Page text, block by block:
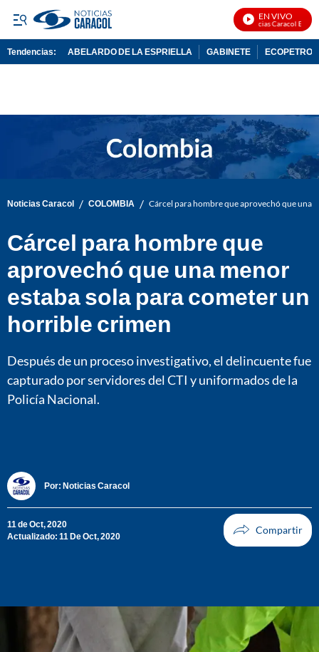
EN VIVO
Noticias Caracol En Vivo
Tendencias: ABELARDO DE LA ESPRIELLA GABINETE ECOPETROL
Noticias Caracol / COLOMBIA / Cárcel para hombre que aprovechó que una
Cárcel para hombre que
aprovechó que una menor
estaba sola para cometer un
horrible crimen
Después de un proceso investigativo, el delincuente fue
capturado por servidores del CTI y uniformados de la
Policía Nacional.
Por: Noticias Caracol
11 de Oct, 2020
Actualizado: 11 De Oct, 2020